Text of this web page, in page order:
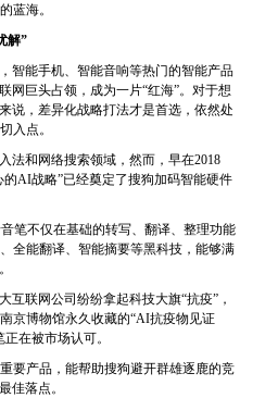
蓝海。
解”
智能手机、智能音响等热门的智能产品
网巨头占领，成为一片“红海”。对于想
说，差异化战略打法才是首选，依然处
入点。
法和网络搜索领域，然而，早在2018
AI战略”已经奠定了搜狗加码智能硬件
笔不仅在基础的转写、翻译、整理功能
全能翻译、智能摘要等黑科技，能够满
互联网公司纷纷拿起科技大旗“抗疫”，
京博物馆永久收藏的“AI抗疫物见证
在被市场认可。
要产品，能帮助搜狗避开群雄逐鹿的竞
佳落点。